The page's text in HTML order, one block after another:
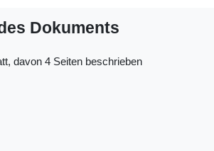
Dokuments
davon 4 Seiten beschrieben